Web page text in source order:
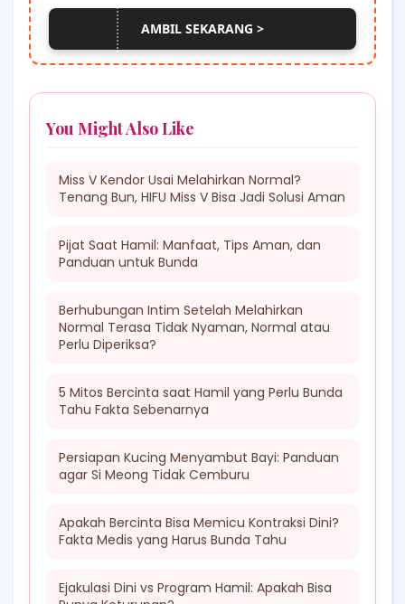
AMBIL SEKARANG >
You Might Also Like
Miss V Kendor Usai Melahirkan Normal?
Tenang Bun, HIFU Miss V Bisa Jadi Solusi Aman
Pijat Saat Hamil: Manfaat, Tips Aman, dan
Panduan untuk Bunda
Berhubungan Intim Setelah Melahirkan
Normal Terasa Tidak Nyaman, Normal atau
Perlu Diperiksa?
5 Mitos Bercinta saat Hamil yang Perlu Bunda
Tahu Fakta Sebenarnya
Persiapan Kucing Menyambut Bayi: Panduan
agar Si Meong Tidak Cemburu
Apakah Bercinta Bisa Memicu Kontraksi Dini?
Fakta Medis yang Harus Bunda Tahu
Ejakulasi Dini vs Program Hamil: Apakah Bisa